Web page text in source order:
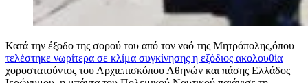
Κατά την έξοδο της σορού του από τον ναό της Μητρόπολης,όπου
τελέστηκε νωρίτερα σε κλίμα συγκίνησης η εξόδιος ακολουθία
χοροστατούντος του Αρχιεπισκόπου Αθηνών και πάσης Ελλάδος